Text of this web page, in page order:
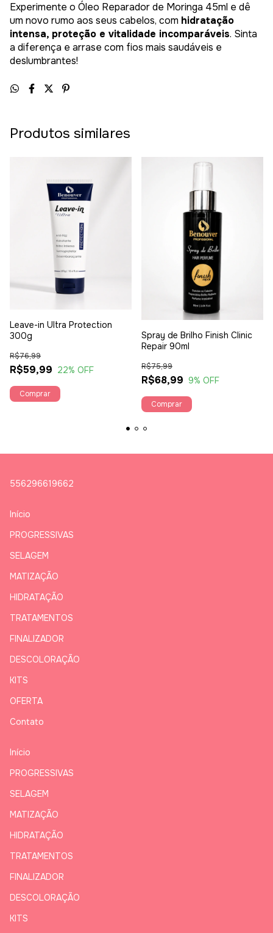
Experimente o Óleo Reparador de Moringa 45ml e dê
um novo rumo aos seus cabelos, com hidratação
intensa, proteção e vitalidade incomparáveis. Sinta
a diferença e arrase com fios mais saudáveis e
deslumbrantes!
Produtos similares
Leave-in Ultra Protection
300g
R$59,99
R$76,99
22% OFF
Spray de Brilho Finish Clinic
Repair 90ml
R$68,99
R$75,99
9% OFF
556296619662
Início
PROGRESSIVAS
SELAGEM
MATIZAÇÃO
HIDRATAÇÃO
TRATAMENTOS
FINALIZADOR
DESCOLORAÇÃO
KITS
OFERTA
Contato
Início
PROGRESSIVAS
SELAGEM
MATIZAÇÃO
HIDRATAÇÃO
TRATAMENTOS
FINALIZADOR
DESCOLORAÇÃO
KITS